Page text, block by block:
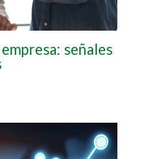
señales